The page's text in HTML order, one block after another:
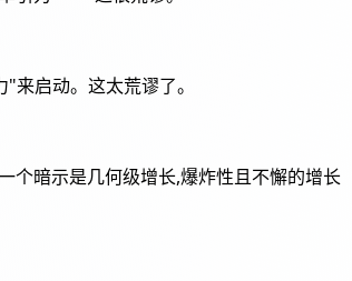
启动。这太荒谬了。
个暗示是几何级增长,爆炸性且不懈的增长